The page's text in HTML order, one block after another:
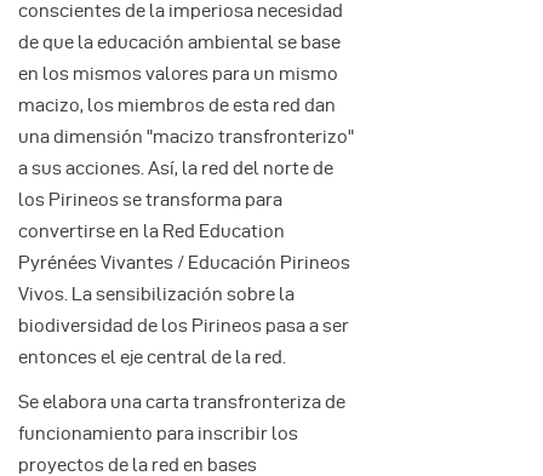
conscientes de la imperiosa necesidad
de que la educación ambiental se base
en los mismos valores para un mismo
macizo, los miembros de esta red dan
una dimensión "macizo transfronterizo"
a sus acciones. Así, la red del norte de
los Pirineos se transforma para
convertirse en la Red Education
Pyrénées Vivantes / Educación Pirineos
Vivos. La sensibilización sobre la
biodiversidad de los Pirineos pasa a ser
entonces el eje central de la red.
Se elabora una carta transfronteriza de
funcionamiento para inscribir los
proyectos de la red en bases